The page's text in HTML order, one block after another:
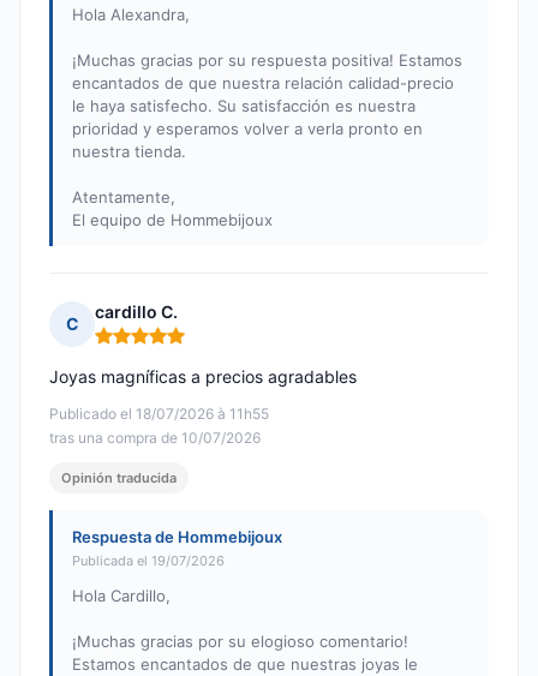
Hola Alexandra,
¡Muchas gracias por su respuesta positiva! Estamos
encantados de que nuestra relación calidad-precio
le haya satisfecho. Su satisfacción es nuestra
prioridad y esperamos volver a verla pronto en
nuestra tienda.
Atentamente,
El equipo de Hommebijoux
C
cardillo C.
Nota: 5 de 5
Publicado el 18/07/2026 à 11h55
tras una compra de 10/07/2026
Joyas magníficas a precios agradables
Opinión traducida
Respuesta de Hommebijoux
Publicada el 19/07/2026
Hola Cardillo,
¡Muchas gracias por su elogioso comentario!
Estamos encantados de que nuestras joyas le